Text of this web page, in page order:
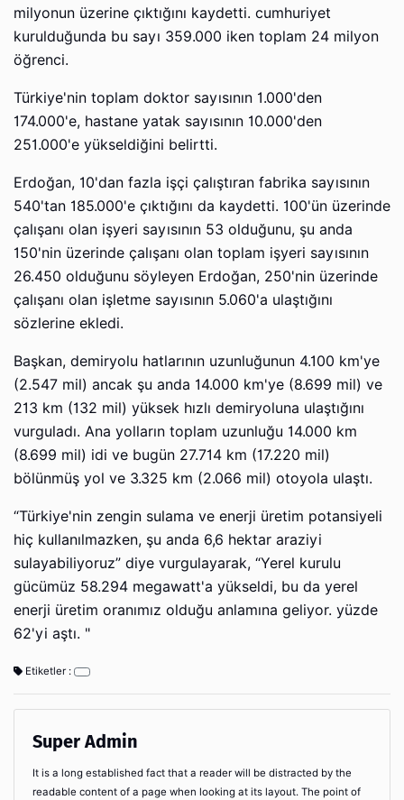
milyonun üzerine çıktığını kaydetti. cumhuriyet
kurulduğunda bu sayı 359.000 iken toplam 24 milyon
öğrenci.
Türkiye'nin toplam doktor sayısının 1.000'den
174.000'e, hastane yatak sayısının 10.000'den
251.000'e yükseldiğini belirtti.
Erdoğan, 10'dan fazla işçi çalıştıran fabrika sayısının
540'tan 185.000'e çıktığını da kaydetti. 100'ün üzerinde
çalışanı olan işyeri sayısının 53 olduğunu, şu anda
150'nin üzerinde çalışanı olan toplam işyeri sayısının
26.450 olduğunu söyleyen Erdoğan, 250'nin üzerinde
çalışanı olan işletme sayısının 5.060'a ulaştığını
sözlerine ekledi.
Başkan, demiryolu hatlarının uzunluğunun 4.100 km'ye
(2.547 mil) ancak şu anda 14.000 km'ye (8.699 mil) ve
213 km (132 mil) yüksek hızlı demiryoluna ulaştığını
vurguladı. Ana yolların toplam uzunluğu 14.000 km
(8.699 mil) idi ve bugün 27.714 km (17.220 mil)
bölünmüş yol ve 3.325 km (2.066 mil) otoyola ulaştı.
“Türkiye'nin zengin sulama ve enerji üretim potansiyeli
hiç kullanılmazken, şu anda 6,6 hektar araziyi
sulayabiliyoruz” diye vurgulayarak, “Yerel kurulu
gücümüz 58.294 megawatt'a yükseldi, bu da yerel
enerji üretim oranımız olduğu anlamına geliyor. yüzde
62'yi aştı. "
Etiketler :
Super Admin
It is a long established fact that a reader will be distracted by the
readable content of a page when looking at its layout. The point of